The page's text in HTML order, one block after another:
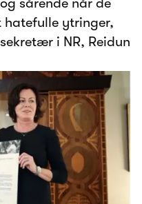
sårende når de
ytringer,
i NR, Reidun